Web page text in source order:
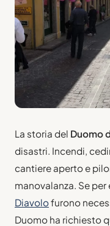
La storia del Duomo
disastri. Incendi,
cantiere aperto e
manovalanza. Se
Diavolofurono
Duomo ha richiesto